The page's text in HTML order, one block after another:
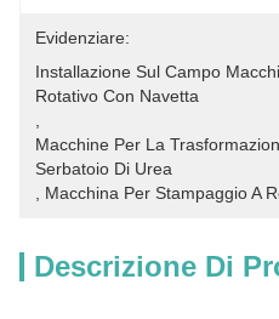
Evidenziare:
Installazione Sul Campo
Rotativo Con Navetta
Macchine Per La
Serbatoio Di Urea
Macchina Per Stampaggio A
Descrizione Di